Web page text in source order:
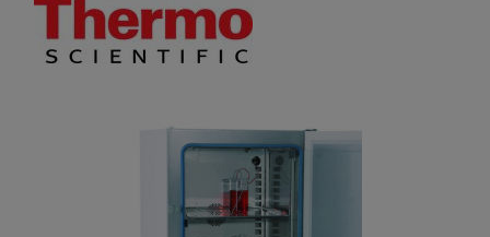
Bildergalerie überspringen